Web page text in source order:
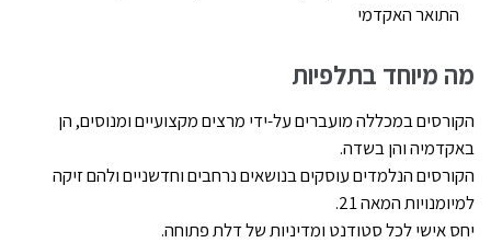
התואר האקדמי
מה מיוחד בתלפיות
הקורסים במכללה מועברים על-ידי מרצים מקצועיים ומנוסים, הן
באקדמיה והן בשדה.
הקורסים הנלמדים עוסקים בנושאים נרחבים וחדשניים ולהם זיקה
למיומנויות המאה 21.
יחס אישי לכל סטודנט ומדיניות של דלת פתוחה.